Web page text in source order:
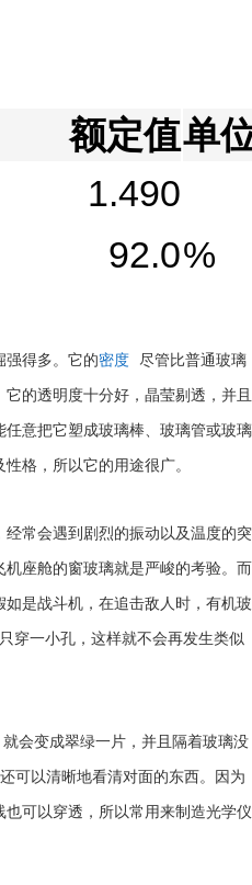
额定值单
1.490
92.0%
强得多。它的密度 尽管比普通玻璃
的透明度十分好，晶莹剔透，并且
意把它塑成玻璃棒、玻璃管或玻璃
格，所以它的用途很广。
常会遇到剧烈的振动以及温度的突
座舱的窗玻璃就是严峻的考验。而
是战斗机，在追击敌人时，有机玻
穿一小孔，这样就不会再发生类似
就会变成翠绿一片，并且隔着玻璃没
可以清晰地看清对面的东西。因为
可以穿透，所以常用来制造光学仪